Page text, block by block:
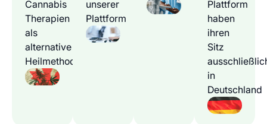
Cannabis
Therapien
als
alternative
Heilmethode
unserer
Plattform
Plattform
haben
ihren
Sitz
in
Deutschland